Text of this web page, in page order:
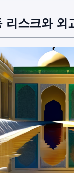
리스크와 외